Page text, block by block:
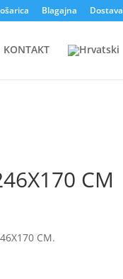
Blagajna Dostava
KONTAKT
CM
CM.